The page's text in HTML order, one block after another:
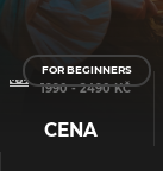
FOR BEGINNERS
1990 - 2490 KČ
CENA